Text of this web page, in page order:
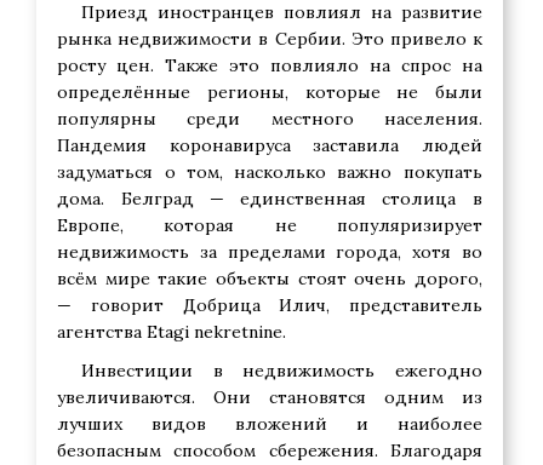
Приезд иностранцев повлиял на развитие
рынка недвижимости в Сербии. Это привело к
росту цен. Также это повлияло на спрос на
определённые регионы, которые не были
популярны среди местного населения.
Пандемия коронавируса заставила людей
задуматься о том, насколько важно покупать
дома. Белград — единственная столица в
Европе, которая не популяризирует
недвижимость за пределами города, хотя во
всём мире такие объекты стоят очень дорого,
— говорит Добрица Илич, представитель
агентства Etagi nekretnine.
Инвестиции в недвижимость ежегодно
увеличиваются. Они становятся одним из
лучших видов вложений и наиболее
безопасным способом сбережения. Благодаря